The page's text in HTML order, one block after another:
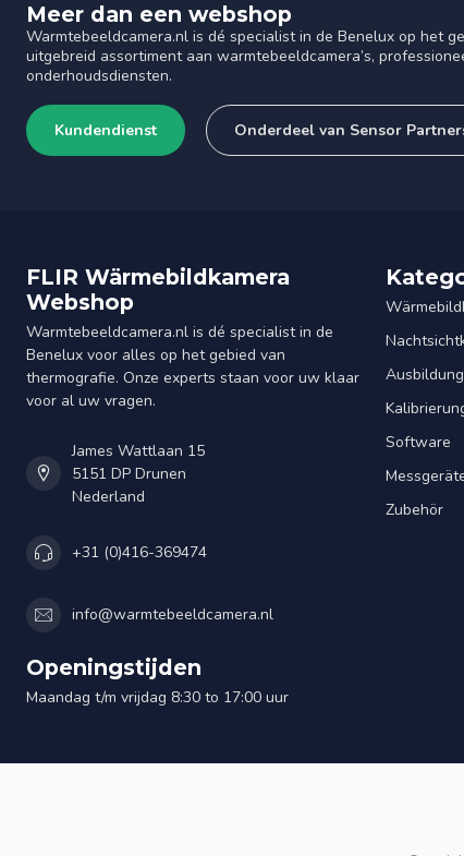
Meer dan een webshop
Warmtebeeldcamera.nl is dé specialist in de Benelux op het
uitgebreid assortiment aan warmtebeeldcamera’s,
onderhoudsdiensten.
Kundendienst Onderdeel van Sensor
FLIR Wärmebildkamera
Webshop
Warmtebeeldcamera.nl is dé specialist in de
Benelux voor alles op het gebied van
thermografie. Onze experts staan voor uw klaar
voor al uw vragen.
James Wattlaan 15
5151 DP Drunen
Nederland
+31 (0)416-369474
info@warmtebeeldcamera.nl
Openingstijden
Maandag t/m vrijdag 8:30 to 17:00 uur
Software
Zubehör